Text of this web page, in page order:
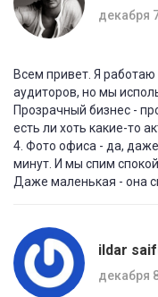
декабря
Всем привет. Я
аудиторов, но мы
Прозрачный бизнес -
есть ли хоть какие-то
4. Фото офиса - да,
минут. И мы спим
Даже маленькая - она
ildar
декабря